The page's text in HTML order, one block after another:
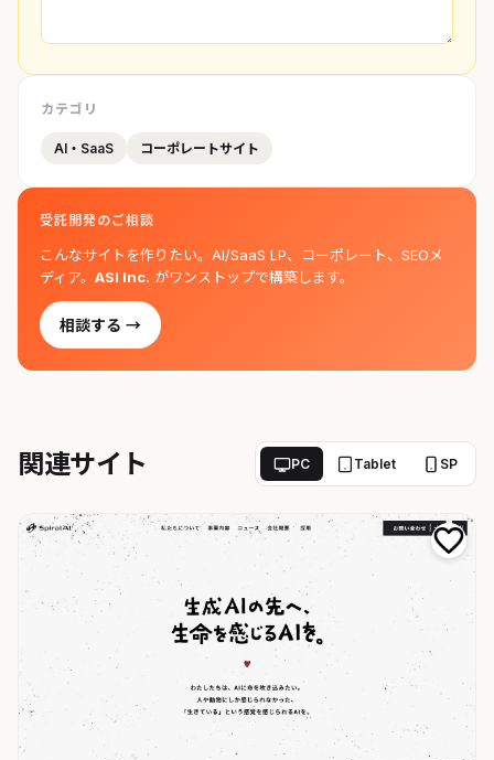
カテゴリ
AI・SaaS コーポレートサイト
受託開発のご相談
こんなサイトを作りたい。AI/SaaS LP、コーポレート、SEOメ
ディア。 ASI Inc. がワンストップで構築します。
相談する →
関連サイト PC Tablet SP